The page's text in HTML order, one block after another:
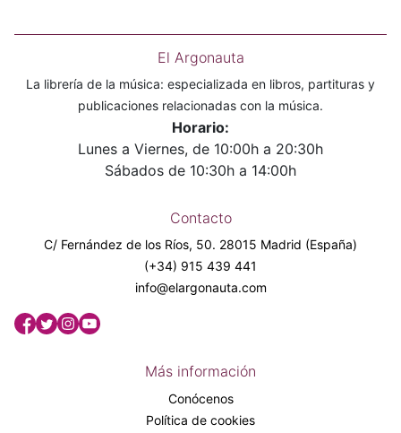
El Argonauta
La librería de la música: especializada en libros, partituras y
publicaciones relacionadas con la música.
Horario:
Lunes a Viernes, de 10:00h a 20:30h
Sábados de 10:30h a 14:00h
Contacto
C/ Fernández de los Ríos, 50. 28015 Madrid (España)
(+34) 915 439 441
info@elargonauta.com
Más información
Conócenos
Política de cookies